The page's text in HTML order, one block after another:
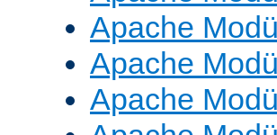
Apache
Apache
Apache